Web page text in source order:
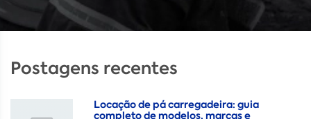
Postagens recentes
Locação de pá carregadeira: guia
completo de modelos, marcas e